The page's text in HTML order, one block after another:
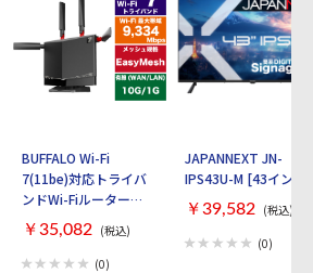
BUFFALO Wi-Fi
7(11be)対応トライバ
ンドWi-Fiルーター
AirStation
WXR9300BE6P [ブラ
ック]
￥35,082 (税込)
(0)
JAPANNEXT JN-
IPS43U-M [43インチ]
￥39,582 (税込)
(0)